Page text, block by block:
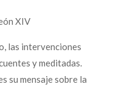
XIV
las intervenciones
y meditadas.
su mensaje sobre la